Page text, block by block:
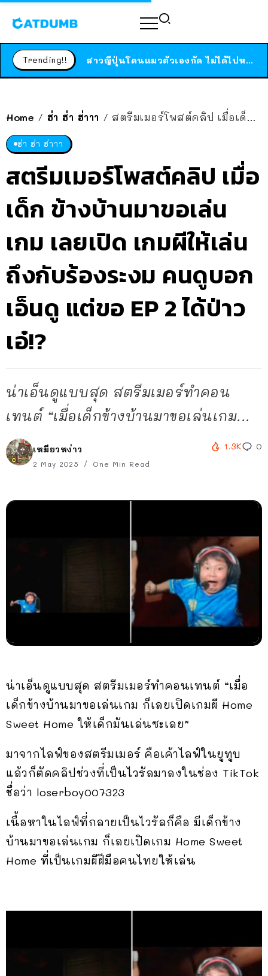
Trending!! ได้เวลาเด็กหนวดรวมตัว RF Online Next เปิดให้เล่นแล้ว เกม Sci-Fi MMORPG ระดับตำนาน เล่นได้ทั้งมือถือและ PC
Home / ฮ่า ฮ่า ฮ่าาา / สตรีมเมอร์โพสต์คลิป เมื่อเด็ก ข้างบ้านมาขอเล่นเกม เลยเปิด เกมผีให้เล่น ถึงกับร้องระงม คนดูบอกเอ็นดู แต่ขอ EP 2 ได้ป่าว เอ๋!?
ฮ่า ฮ่า ฮ่าาา
สตรีมเมอร์โพสต์คลิป เมื่อ
เด็ก ข้างบ้านมาขอเล่น
เกม เลยเปิด เกมผีให้เล่น
ถึงกับร้องระงม คนดูบอก
เอ็นดู แต่ขอ EP 2 ได้ป่าว
เอ๋!?
น่าเอ็นดูแบบสุด สตรีมเมอร์ทำคอน
เทนต์ “เมื่อเด็กข้างบ้านมาขอเล่นเกม...
เหมียวหง่าว
2 May 2025 One Min Read
1.3K 0
น่าเอ็นดูแบบสุด สตรีมเมอร์ทำคอนเทนต์ “เมื่อ
เด็กข้างบ้านมาขอเล่นเกม ก็เลยเปิดเกมผี Home
Sweet Home ให้เด็กมันเล่นซะเลย”
มาจากไลฟ์ของสตรีมเมอร์ คือเค้าไลฟ์ในยูทูบ
แล้วก็ตัดคลิปช่วงที่เป็นไวรัลมาลงในช่อง TikTok
ชื่อว่า loserboy007323
เนื้อหาในไลฟ์ที่กลายเป็นไวรัลก็คือ มีเด็กข้าง
บ้านมาขอเล่นเกม ก็เลยเปิดเกม Home Sweet
Home ที่เป็นเกมผีฝีมือคนไทยให้เล่น